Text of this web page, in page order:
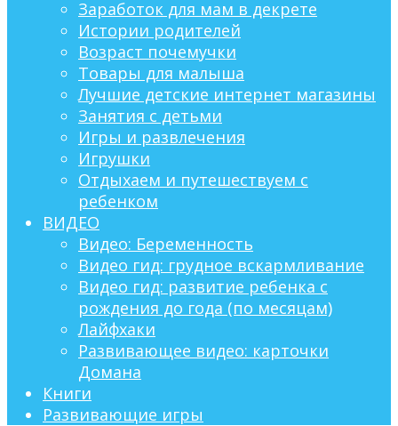
Заработок для мам в декрете
Истории родителей
Возраст почемучки
Товары для малыша
Лучшие детские интернет магазины
Занятия с детьми
Игры и развлечения
Игрушки
Отдыхаем и путешествуем с
ребенком
ВИДЕО
Видео: Беременность
Видео гид: грудное вскармливание
Видео гид: развитие ребенка с
рождения до года (по месяцам)
Лайфхаки
Развивающее видео: карточки
Домана
Книги
Развивающие игры